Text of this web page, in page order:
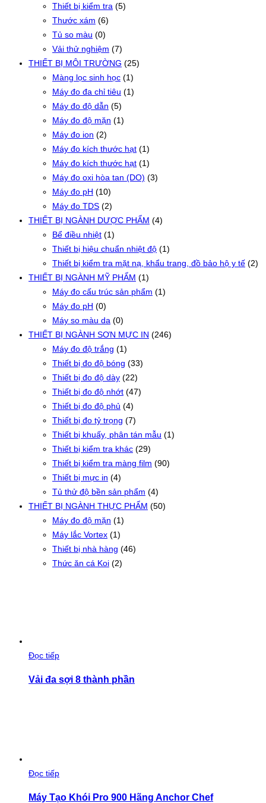
Thiết bị kiểm tra (5)
Thước xám (6)
Tủ so màu (0)
Vải thử nghiệm (7)
THIẾT BỊ MÔI TRƯỜNG (25)
Màng lọc sinh học (1)
Máy đo đa chỉ tiêu (1)
Máy đo độ dẫn (5)
Máy đo độ mặn (1)
Máy đo ion (2)
Máy đo kích thước hạt (1)
Máy đo kích thước hạt (1)
Máy đo oxi hòa tan (DO) (3)
Máy đo pH (10)
Máy đo TDS (2)
THIẾT BỊ NGÀNH DƯỢC PHẨM (4)
Bể điều nhiệt (1)
Thiết bị hiệu chuẩn nhiệt độ (1)
Thiết bị kiểm tra mặt nạ, khẩu trang, đồ bảo hộ y tế (2)
THIẾT BỊ NGÀNH MỸ PHẨM (1)
Máy đo cấu trúc sản phẩm (1)
Máy đo pH (0)
Máy so màu da (0)
THIẾT BỊ NGÀNH SƠN MỰC IN (246)
Máy đo độ trắng (1)
Thiết bị đo độ bóng (33)
Thiết bị đo độ dày (22)
Thiết bị đo độ nhớt (47)
Thiết bị đo độ phủ (4)
Thiết bị đo tỷ trọng (7)
Thiết bị khuấy, phân tán mẫu (1)
Thiết bị kiểm tra khác (29)
Thiết bị kiểm tra màng film (90)
Thiết bị mực in (4)
Tủ thử độ bền sản phẩm (4)
THIẾT BỊ NGÀNH THỰC PHẨM (50)
Máy đo độ mặn (1)
Máy lắc Vortex (1)
Thiết bị nhà hàng (46)
Thức ăn cá Koi (2)
Đọc tiếp
Vải đa sợi 8 thành phần
Đọc tiếp
Máy Tạo Khói Pro 900 Hãng Anchor Chef